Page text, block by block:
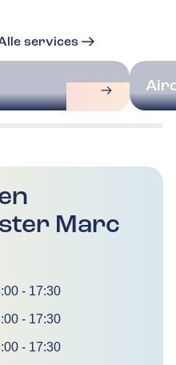
services
Marc
- 17:30
- 17:30
- 17:30